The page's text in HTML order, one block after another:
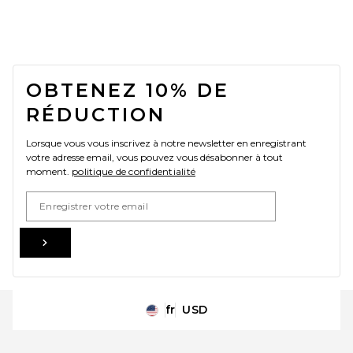
FOOTER
OBTENEZ 10% DE
RÉDUCTION
Lorsque vous vous inscrivez à notre newsletter en enregistrant
votre adresse email, vous pouvez vous désabonner à tout
moment. politique de confidentialité
Change Country Regions
fr USD